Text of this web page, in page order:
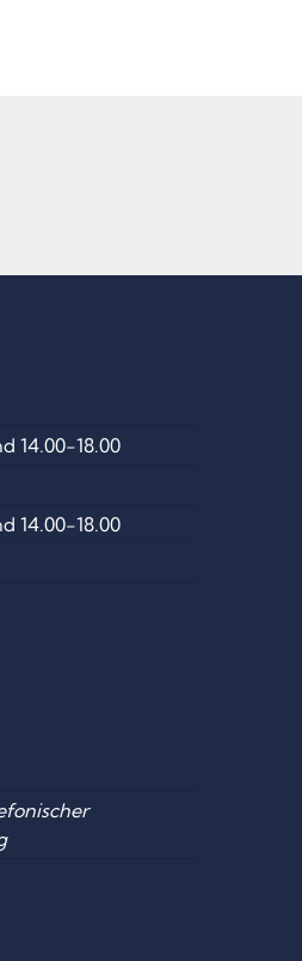
14.00-18.00
14.00-18.00